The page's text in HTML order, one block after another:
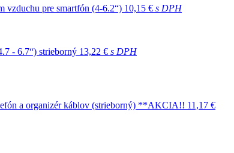
vzduchu pre smartfón (4-6.2“) 10,15 € s DPH
- 6.7“) strieborný 13,22 € s DPH
a organizér káblov (strieborný) **AKCIA!! 11,17 €